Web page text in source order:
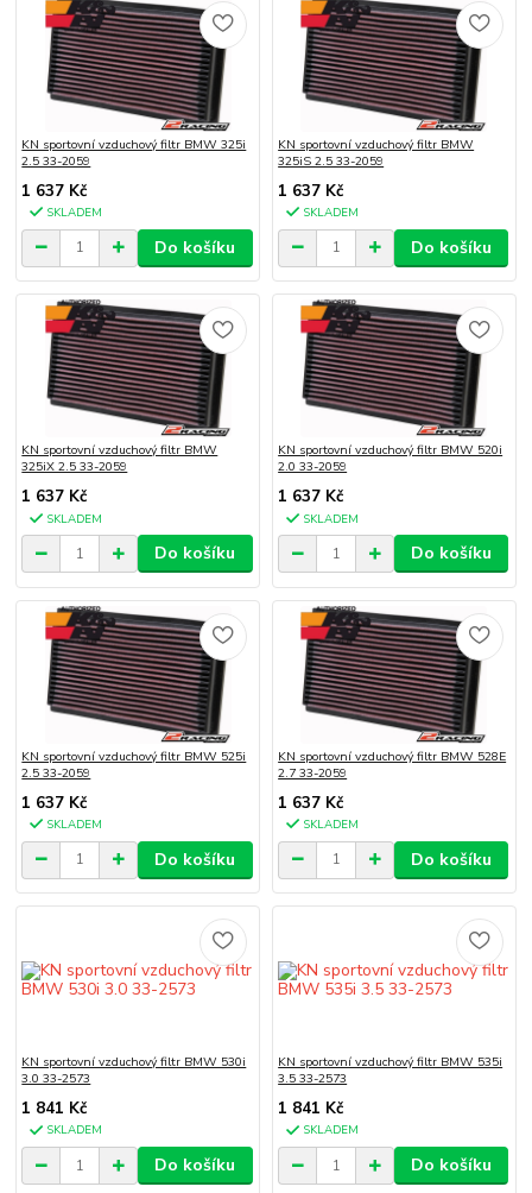
KN sportovní vzduchový filtr BMW 325i
2.5 33-2059
1 637 Kč
SKLADEM
Do košíku
KN sportovní vzduchový filtr BMW
325iS 2.5 33-2059
1 637 Kč
SKLADEM
Do košíku
KN sportovní vzduchový filtr BMW
325iX 2.5 33-2059
1 637 Kč
SKLADEM
Do košíku
KN sportovní vzduchový filtr BMW 520i
2.0 33-2059
1 637 Kč
SKLADEM
Do košíku
KN sportovní vzduchový filtr BMW 525i
2.5 33-2059
1 637 Kč
SKLADEM
Do košíku
KN sportovní vzduchový filtr BMW 528E
2.7 33-2059
1 637 Kč
SKLADEM
Do košíku
KN sportovní vzduchový filtr BMW 530i
3.0 33-2573
1 841 Kč
SKLADEM
Do košíku
KN sportovní vzduchový filtr BMW 535i
3.5 33-2573
1 841 Kč
SKLADEM
Do košíku